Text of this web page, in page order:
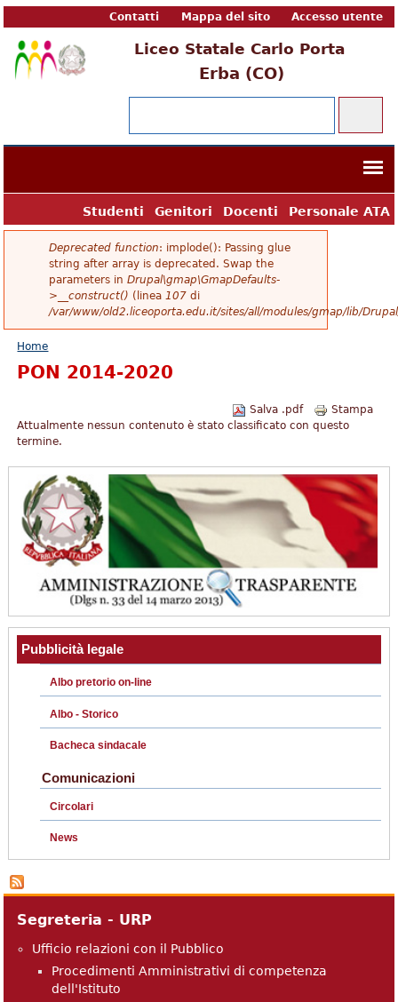
Accesso utente
Mappa del sito
Contatti
Liceo Statale Carlo Porta
Erba (CO)
Personale ATA
Docenti
Genitori
Studenti
Messaggio di errore
Deprecated function: implode(): Passing glue
string after array is deprecated. Swap the
parameters inDrupal\gmap\GmapDefaults-
>__construct() (linea 107 di
/var/www/old2.liceoporta.edu.it/sites/all/modules/gmap/lib/
Tu sei qui
Home
PON 2014-2020
Stampa
Salva .pdf
Attualmente nessun contenuto è stato classificato con questo
termine.
Pubblicità legale
Albo pretorio on-line
Albo - Storico
Bacheca sindacale
Comunicazioni
Circolari
News
Segreteria - URP
Ufficio relazioni con il Pubblico
Procedimenti Amministrativi di competenza
dell'Istituto